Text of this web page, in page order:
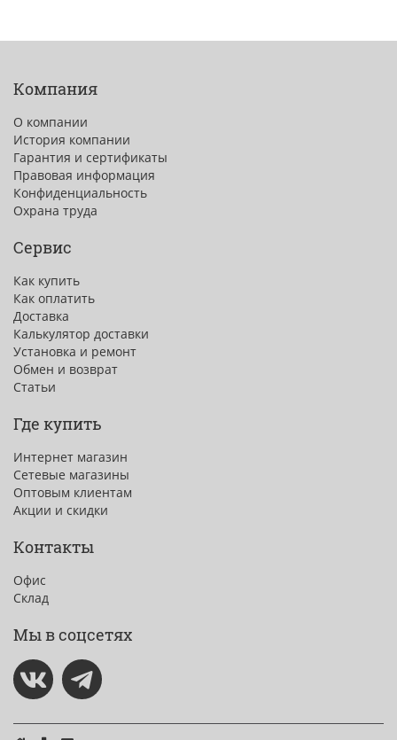
Компания
О компании
История компании
Гарантия и сертификаты
Правовая информация
Конфиденциальность
Охрана труда
Сервис
Как купить
Как оплатить
Доставка
Калькулятор доставки
Установка и ремонт
Обмен и возврат
Статьи
Где купить
Интернет магазин
Сетевые магазины
Оптовым клиентам
Акции и скидки
Контакты
Офис
Склад
Мы в соцсетях